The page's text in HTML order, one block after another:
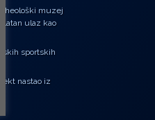
muzej
ulaz kao
sportskih
nastao iz